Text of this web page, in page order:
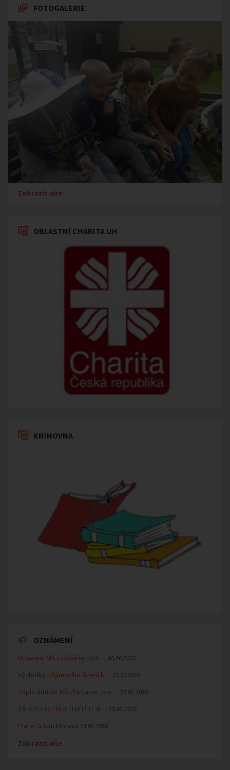
FOTOGALERIE
Zobrazit více
OBLASTNÍ CHARITA UH
KNIHOVNA
OZNÁMENÍ
Uzavření MŠ v době letních… 16.06.2026
Výsledky přijímacího řízení k… 23.03.2026
Zápis dětí do MŠ Zlámanec pro… 25.02.2026
ŽÁDOST O PŘIJETÍ DÍTĚTE K… 25.02.2026
Planetárium Morava 23.02.2026
Zobrazit více